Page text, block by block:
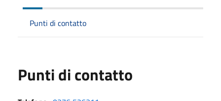
Punti di contatto
Punti di contatto